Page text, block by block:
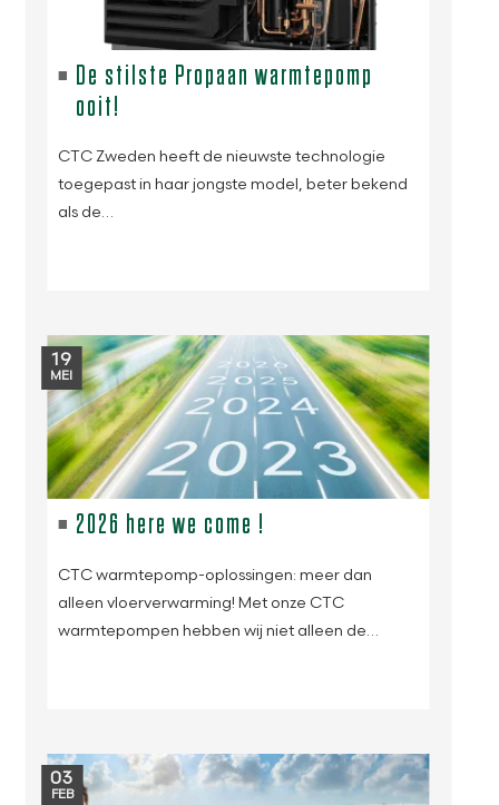
De stilste Propaan warmtepomp
ooit!
CTC Zweden heeft de nieuwste technologie
toegepast in haar jongste model, beter bekend
als de…
19
MEI
2026 here we come !
CTC warmtepomp-oplossingen: meer dan
alleen vloerverwarming! Met onze CTC
warmtepompen hebben wij niet alleen de…
03
FEB